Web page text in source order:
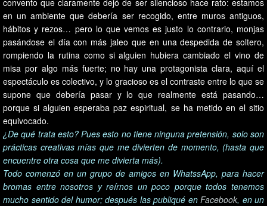
en un ambiente que debería ser recogido, entre muros antiguos,
hábitos y rezos… pero lo que vemos es justo lo contrario, monjas
pasándose el día con más jaleo que en una despedida de soltero,
rompiendo la rutina como si alguien hubiera cambiado el vino de
misa por algo más fuerte; no hay una protagonista clara, aquí el
espectáculo es colectivo, y lo gracioso es el contraste entre lo que se
supone que debería pasar y lo que realmente está pasando…
porque si alguien esperaba paz espiritual, se ha metido en el sitio
equivocado.
¿De qué trata esto? Pues esto no tiene ninguna pretensión, solo son
prácticas creativas mías que me divierten de momento, (hasta que
encuentre otra cosa que me divierta más).
Todo comenzó en un grupo de amigos en WhatssApp, para hacer
bromas entre nosotros y reírnos un poco porque todos tenemos
mucho sentido del humor; después las publiqué en Facebook, en un